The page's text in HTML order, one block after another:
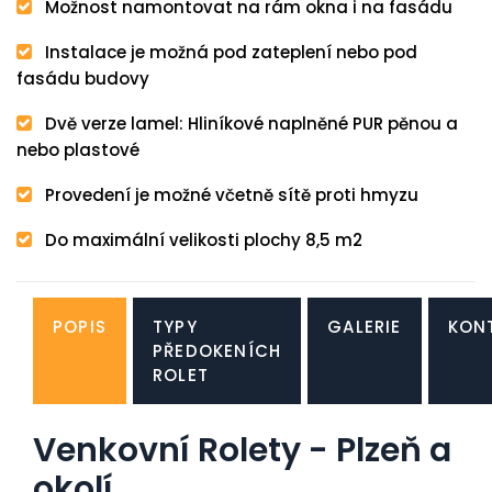
Možnost namontovat na rám okna i na fasádu
Instalace je možná pod zateplení nebo pod
fasádu budovy
Dvě verze lamel: Hliníkové naplněné PUR pěnou a
nebo plastové
Provedení je možné včetně sítě proti hmyzu
Do maximální velikosti plochy 8,5 m2
POPIS
TYPY
PŘEDOKENÍCH
ROLET
GALERIE
Venkovní Rolety - Plzeň a